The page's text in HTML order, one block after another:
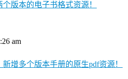
版本的电子书格式资源！
am
增多个版本手册的原生pdf资源！